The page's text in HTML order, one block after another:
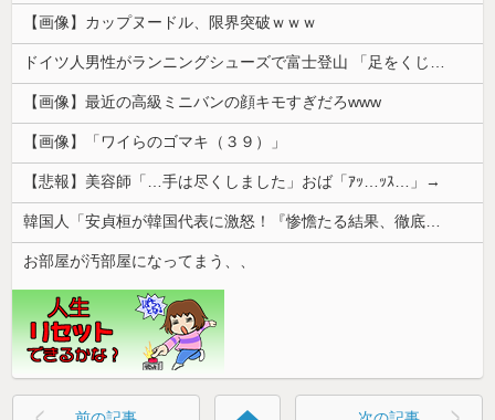
【画像】カップヌードル、限界突破ｗｗｗ
ドイツ人男性がランニングシューズで富士登山 「足をくじいて動けない」
【画像】最近の高級ミニバンの顔キモすぎだろwww
【画像】「ワイらのゴマキ（３９）」
【悲報】美容師「…手は尽くしました」おば「ｱｯ…ｯｽ…」→
韓国人「安貞桓が韓国代表に激怒！『惨憺たる結果、徹底的な刷新が必要だ』と監督や協会を痛烈批判」
お部屋が汚部屋になってまう、、